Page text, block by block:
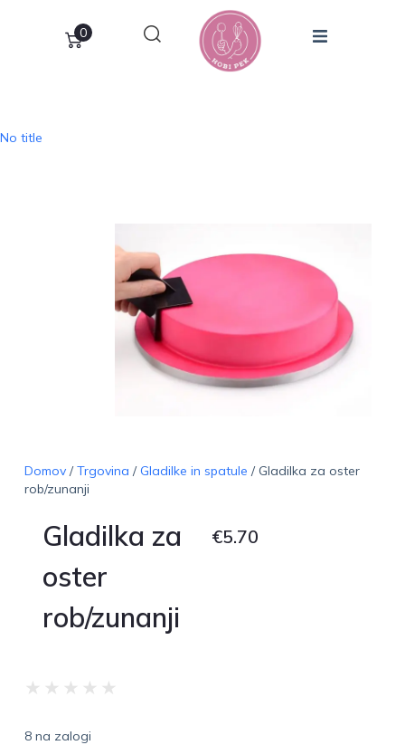
0
No title
Domov/Trgovina /Gladilke in spatule / Gladilka za oster
rob/zunanji
Gladilka za
oster
rob/zunanji
€5.70
★ ★ ★ ★ ★
8 na zalogi